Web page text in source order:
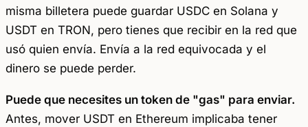
misma billetera puede guardar USDC en Solana y
USDT en TRON, pero tienes que recibir en la red que
usó quien envía. Envía a la red equivocada y el
dinero se puede perder.
Puede que necesites un token de "gas" para enviar.
Antes, mover USDT en Ethereum implicaba tener